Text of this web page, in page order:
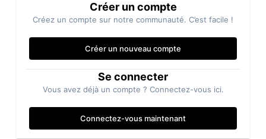
Créer un compte
Créez un compte sur notre communauté. C’est facile !
Créer un nouveau compte
Se connecter
Vous avez déjà un compte ? Connectez-vous ici.
Connectez-vous maintenant